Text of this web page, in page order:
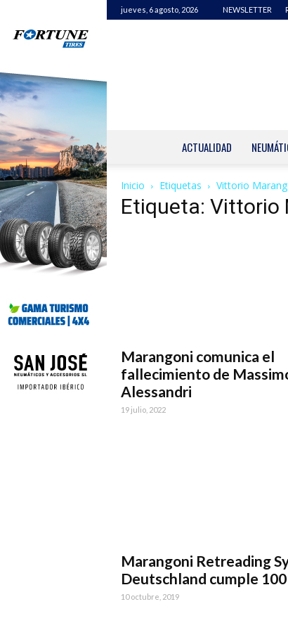
jueves, 6 agosto, 2026 NEWSLETTER
ACTUALIDAD
Inicio Etiquetas Vittorio
Etiqueta: Vittorio
Marangoni comunica el
fallecimiento de
Alessandri
19 julio, 2022
Marangoni Retreading
Deutschland cumple
10 octubre, 2019